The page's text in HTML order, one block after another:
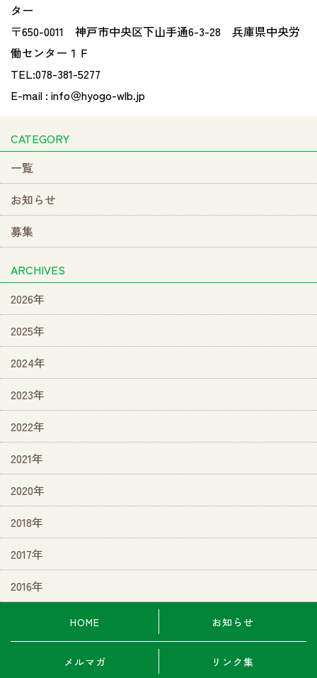
ター
〒650-0011 神戸市中央区下山手通6-3-28 兵庫県中央労
働センター１Ｆ
TEL:078-381-5277
E-mail : info＠hyogo-wlb.jp
CATEGORY
一覧
お知らせ
募集
ARCHIVES
2026年
2025年
2024年
2023年
2022年
2021年
2020年
2018年
2017年
2016年
HOME お知らせ
メルマガ リンク集